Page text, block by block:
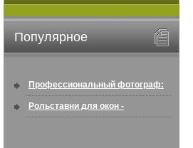
Популярное
Профессиональный фотограф:
искусство создавать снимки, ...
Рольставни для окон -